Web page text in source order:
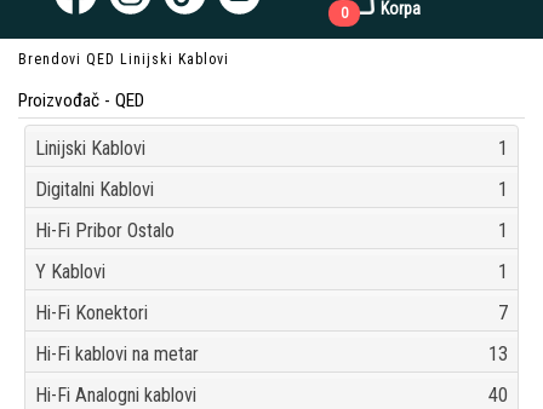
Korpa
0
Brendovi QED Linijski Kablovi
Proizvođač - QED
Linijski Kablovi
1
Digitalni Kablovi
1
Hi-Fi Pribor Ostalo
1
Y Kablovi
1
Hi-Fi Konektori
7
Hi-Fi kablovi na metar
13
Hi-Fi Analogni kablovi
40